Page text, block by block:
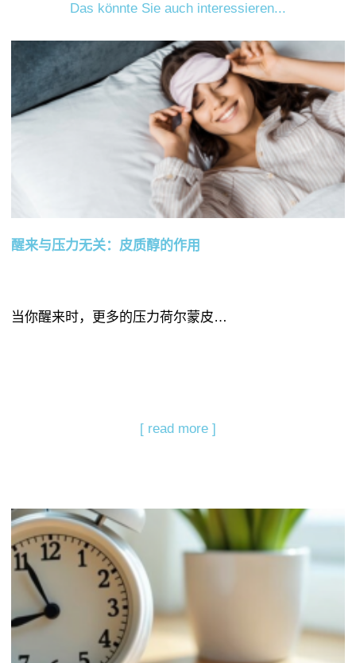
Das könnte Sie auch interessieren...
醒来与压力无关：皮质醇的作用
当你醒来时，更多的压力荷尔蒙皮…
[ read more ]